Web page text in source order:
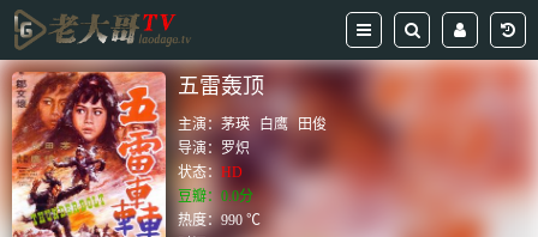
五雷轰顶
主演：茅瑛 白鹰
田俊
导演： 罗炽
状态：HD
豆瓣：0.0分
热度：990 ℃